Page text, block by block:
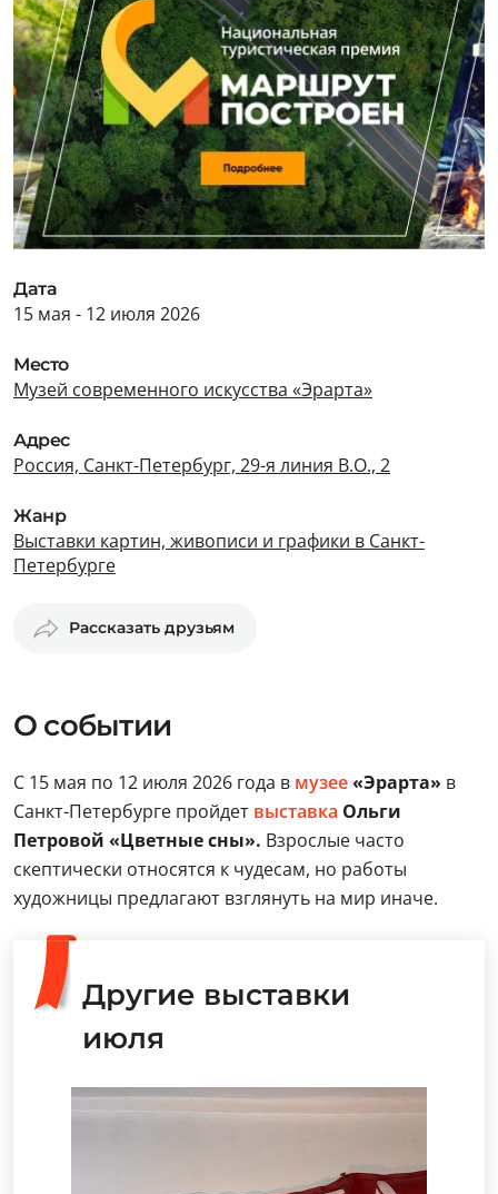
Дата
15 мая - 12 июля 2026
Место
Музей современного искусства «Эрарта»
Адрес
Россия, Санкт-Петербург, 29-я линия В.О., 2
Жанр
Выставки картин, живописи и графики в Санкт-
Петербурге
Рассказать друзьям
О событии
С 15 мая по 12 июля 2026 года в музее«Эрарта» в
Санкт-Петербурге пройдет выставка Ольги
Петровой «Цветные сны». Взрослые часто
скептически относятся к чудесам, но работы
художницы предлагают взглянуть на мир иначе.
Другие выставки
июля